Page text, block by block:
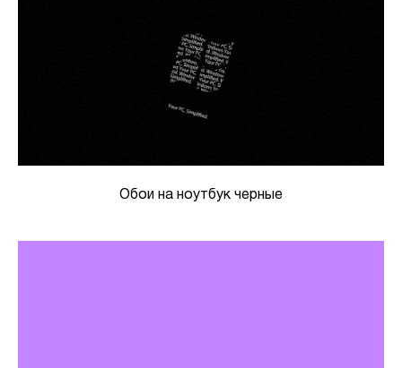
Обои на ноутбук черные